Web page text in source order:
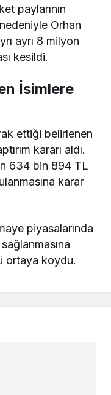
paylarının
Orhan
ayrı 8 milyon
kesildi.
İsimlere
ettiği belirlenen
kararı aldı.
634 bin 894 TL
karar
piyasalarında
ortaya koydu.